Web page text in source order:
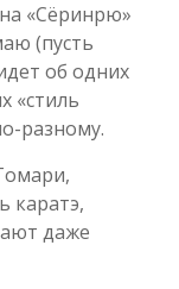
«Сёринрю»
(пусть
об одних
«стиль
разному.
каратэ,
даже